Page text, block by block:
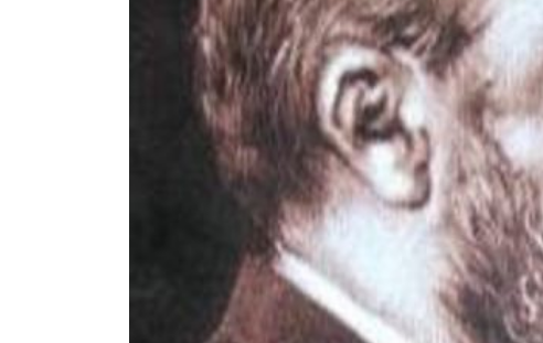
EL PATRONATO: COMPETENCIAS Y COMPOSICIÓN ACTUAL